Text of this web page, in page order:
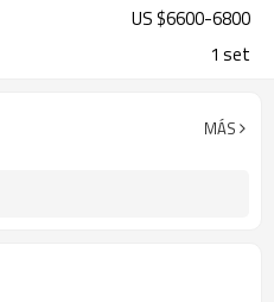
US $6600-6800
1 set
MÁS